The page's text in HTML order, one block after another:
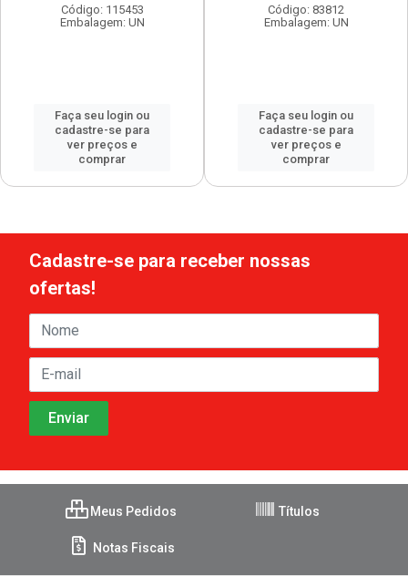
Código: 115453
Embalagem: UN
Faça seu login ou
cadastre-se para
ver preços e
comprar
Código: 83812
Embalagem: UN
Faça seu login ou
cadastre-se para
ver preços e
comprar
Cadastre-se para receber nossas
ofertas!
Meus Pedidos Títulos
Notas Fiscais